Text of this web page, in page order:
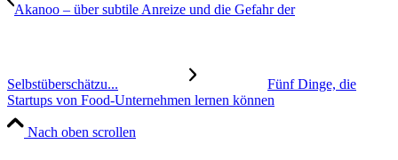
Akanoo – über subtile Anreize und die Gefahr der
Selbstüberschätzu...
Fünf Dinge, die
Startups von Food-Unternehmen lernen können
Nach oben scrollen